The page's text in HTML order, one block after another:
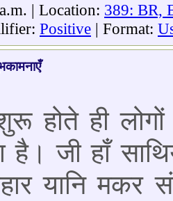
| Location: 389: BR,
Positive | Format:
होते ही
है। जी हाँ
यानि मकर